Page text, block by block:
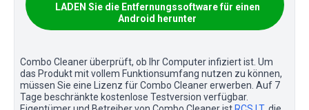
LADEN Sie die Entfernungssoftware für einen
Android herunter
Combo Cleaner überprüft, ob Ihr Computer infiziert ist. Um
das Produkt mit vollem Funktionsumfang nutzen zu können,
müssen Sie eine Lizenz für Combo Cleaner erwerben. Auf 7
Tage beschränkte kostenlose Testversion verfügbar.